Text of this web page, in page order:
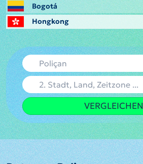
Bogotá
Hongkong
VERGLEICHEN